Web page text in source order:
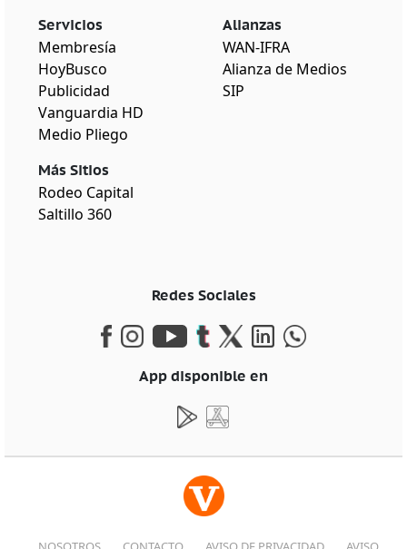
Servicios
Membresía
HoyBusco
Publicidad
Vanguardia HD
Medio Pliego
Más Sitios
Rodeo Capital
Saltillo 360
Alianzas
WAN-IFRA
Alianza de Medios
SIP
Redes Sociales
App disponible en